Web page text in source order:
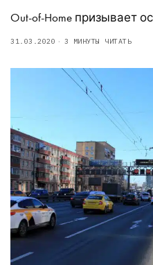
Out-of-Home призывает
31.03.2020 3 МИНУТЫ ЧИТАТЬ